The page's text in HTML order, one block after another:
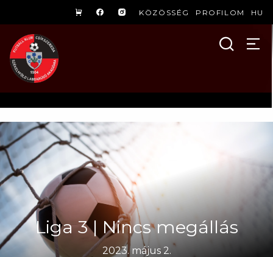
KÖZÖSSÉG PROFILOM HU
Liga 3 | Nincs megállás
2023. május 2.